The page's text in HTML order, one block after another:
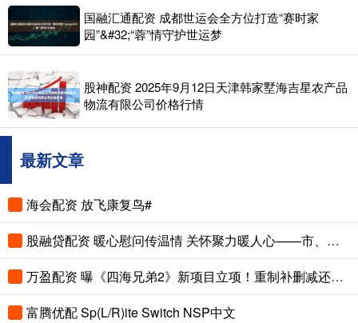
国融汇通配资 成都世运会全方位打造“赛时家
园”&#32;“蓉”情守护世运梦
股神配资 2025年9月12日天津韩家墅海吉星农产品
物流有限公司价格行情
最新文章
海会配资 放飞康复鸟#
股融贷配资 暖心慰问传温情 关怀聚力暖人心——市、县总工会先后走访慰问困难职工和劳模
万盈配资 曝《四海兄弟2》新项目立项！重制补删减还是新作续传奇？
富腾优配 Sp(L/R)ite Switch NSP中文